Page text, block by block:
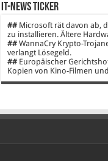
IT-News Ticker
## Microsoft rät davon ab,
zu installieren. Ältere
## WannaCry Krypto-
verlangt Lösegeld.
## Europäischer
Kopien von Kino-Filmen